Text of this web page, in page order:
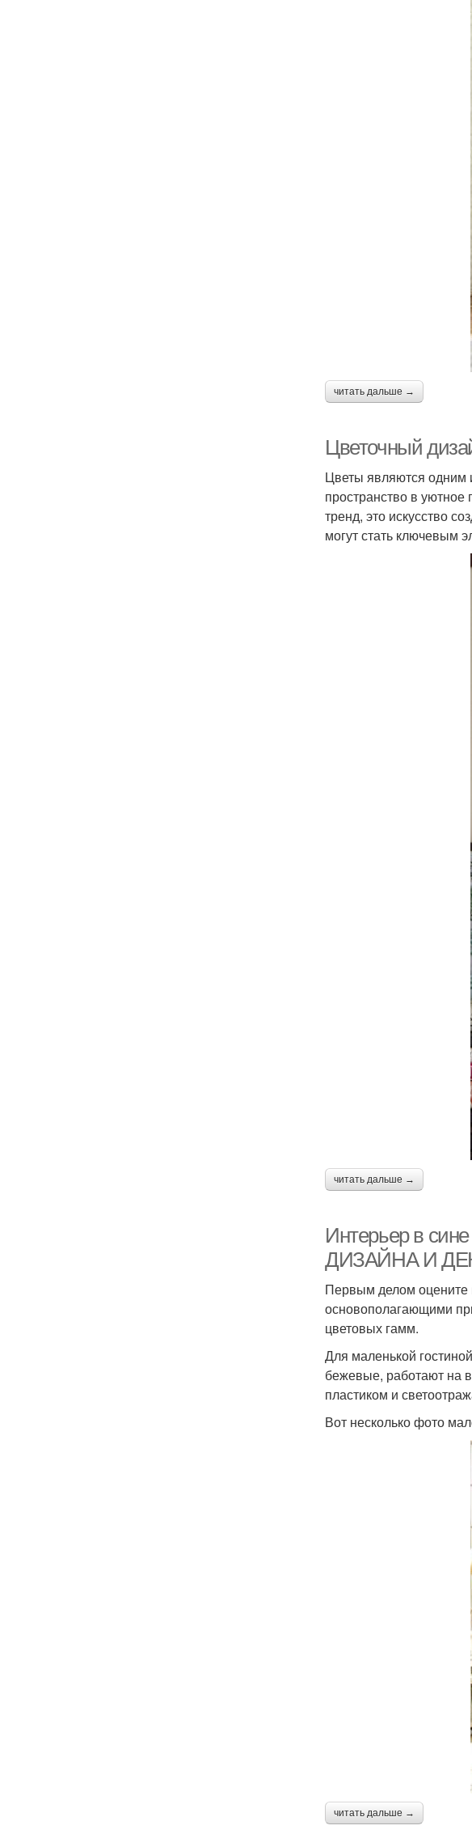
читать дальше →
Цветочный
Цветы являются одним
пространство в
тренд, это искусство
могут стать ключевым
читать дальше →
Интерьер в
ДИЗАЙНА И
Первым делом оцените
основополагающими
цветовых гамм.
Для маленькой
бежевые, работают на
пластиком и
Вот несколько фото
читать дальше →